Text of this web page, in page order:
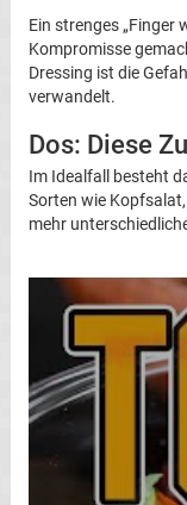
Ein strenges „Finger
Kompromisse
Dressing ist die
verwandelt.
Dos: Diese
Im Idealfall besteht
Sorten wie
mehr